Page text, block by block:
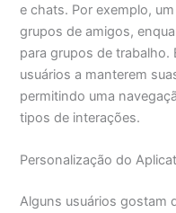
e chats. Por exemplo,
grupos de amigos,
para grupos de trabalho.
usuários a manterem
permitindo uma
tipos de interações.
Personalização do
Alguns usuários gostam